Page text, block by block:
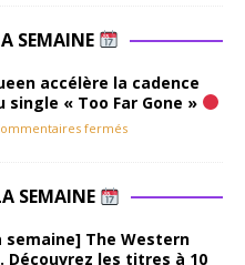
SEMAINE
accélère la cadence
single « Too Far Gone »
fermés
SEMAINE
semaine] The Western
Découvrez les titres à 10